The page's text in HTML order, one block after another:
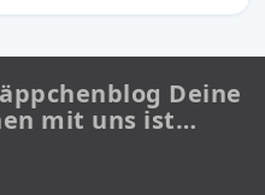
Deine
mit uns ist…